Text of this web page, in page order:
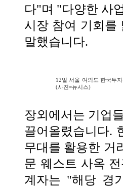
다"며 "다양한 사
시장 참여 기회를
말했습니다.
12일 서울 여의도 한국투
(사진=뉴시스)
장외에서는 기업
끌어올렸습니다.
무대를 활용한 거
문 웨스트 사옥
계자는 "해당 경